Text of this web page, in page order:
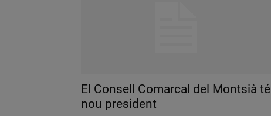
El Consell Comarcal del Montsià té
nou president